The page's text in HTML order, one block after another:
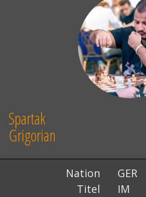
Spartak
Grigorian
Nation
GER
Titel
IM